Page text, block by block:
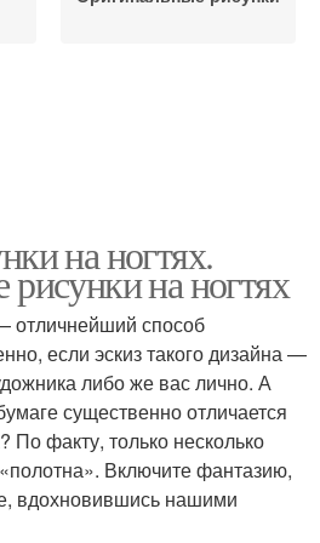
на ногтях.
на ногтях
отличнейший способ
если эскиз такого дизайна —
либо же вас лично. А
существенно отличается
По факту, только несколько
Включите фантазию,
вдохновившись нашими